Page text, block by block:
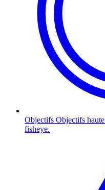
Objectifs Objectifs
fisheye.